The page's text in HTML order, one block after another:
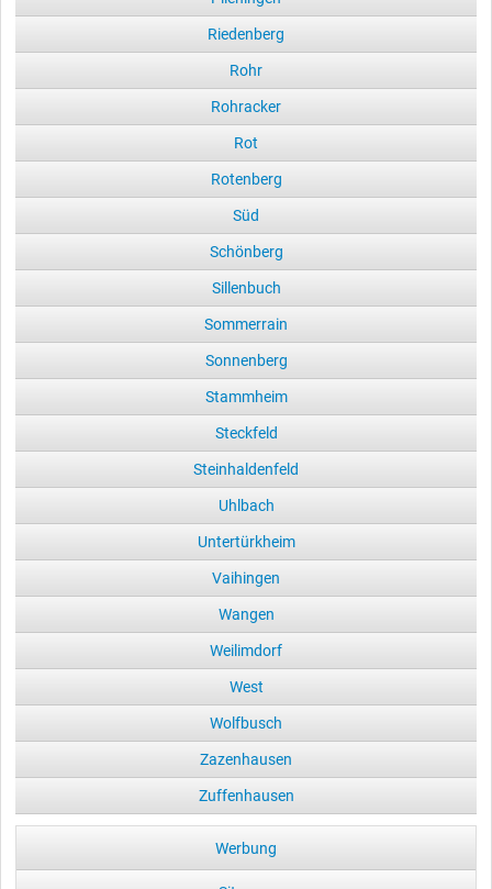
Riedenberg
Rohr
Rohracker
Rot
Rotenberg
Süd
Schönberg
Sillenbuch
Sommerrain
Sonnenberg
Stammheim
Steckfeld
Steinhaldenfeld
Uhlbach
Untertürkheim
Vaihingen
Wangen
Weilimdorf
West
Wolfbusch
Zazenhausen
Zuffenhausen
Werbung